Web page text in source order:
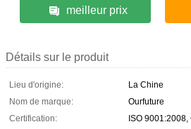
meilleur prix
Détails sur le produit
Lieu d'origine:
La Chine
Nom de marque:
Ourfuture
Certification:
ISO 9001:2008,